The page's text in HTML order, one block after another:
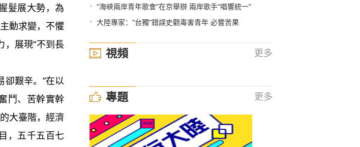
髮展大勢，為
動求變，不懼
，展現“不到長
艱辛。”在以
鬥、苦幹實幹
大臺階，經濟
，五千五百七
• “海峽兩岸青年歌會”在京舉辦 兩岸歌手“唱響統一”
• 大陸專家：“台獨”錯誤史觀毒害青年 必嘗苦果
視頻 更多
專題 更多